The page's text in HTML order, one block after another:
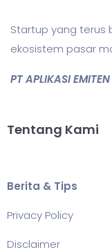
Startup yang terus
ekosistem pasar
PT APLIKASI
Tentang Kami
Berita & Tips
Privacy Policy
Disclaimer